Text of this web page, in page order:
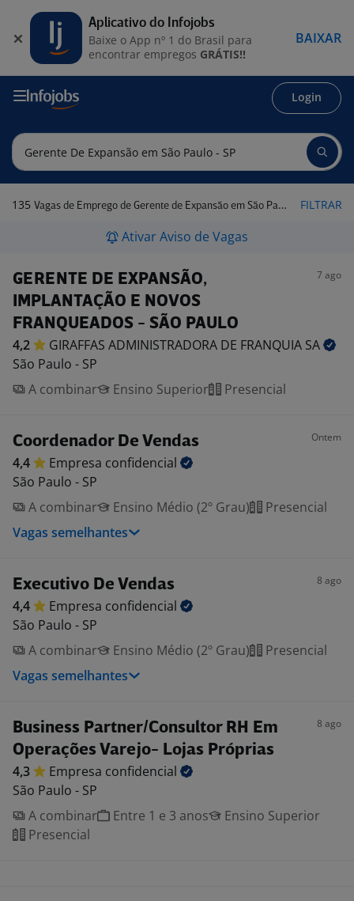
Login
135 Vagas de Emprego de Gerente de Expansão em São Paulo - SP FILTRAR
Ativar Aviso de Vagas
GERENTE DE EXPANSÃO,
IMPLANTAÇÃO E NOVOS
FRANQUEADOS - SÃO PAULO
7 ago
4,2 GIRAFFAS ADMINISTRADORA DE FRANQUIA SA
São Paulo - SP
A combinar
Ensino Superior Presencial
Coordenador De Vendas Ontem
4,4 Empresa confidencial
São Paulo - SP
A combinar
Ensino Médio (2º Grau)
Presencial
Vagas semelhantes
Executivo De Vendas 8 ago
4,4 Empresa confidencial
São Paulo - SP
A combinar
Ensino Médio (2º Grau)
Presencial
Vagas semelhantes
Business Partner/Consultor RH Em
Operações Varejo- Lojas Próprias
8 ago
4,3 Empresa confidencial
São Paulo - SP
A combinar
Entre 1 e 3 anos
Ensino Superior
Presencial
Aplicativo do Infojobs
Baixe o App nº 1 do Brasil para
encontrar empregos GRÁTIS!!
BAIXAR